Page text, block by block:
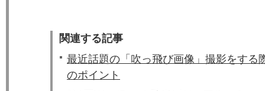
関連する記事
最近話題の「吹っ飛び画像」撮影をする
のポイント